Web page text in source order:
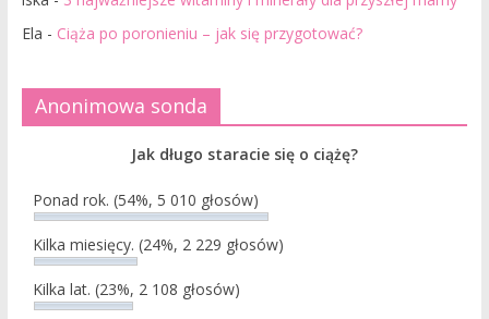
Ela - Ciąża po poronieniu – jak się przygotować?
Anonimowa sonda
Jak długo staracie się o ciążę?
Ponad rok. (54%, 5 010 głosów)
Kilka miesięcy. (24%, 2 229 głosów)
Kilka lat. (23%, 2 108 głosów)